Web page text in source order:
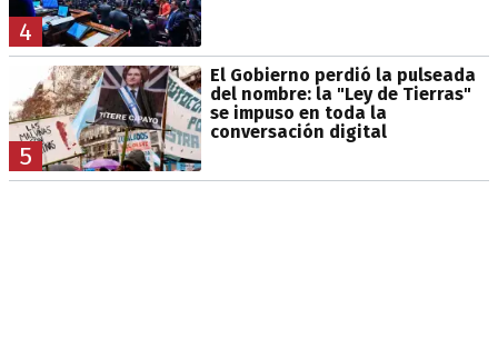
4
5
El Gobierno perdió la pulseada
del nombre: la "Ley de Tierras"
se impuso en toda la
conversación digital